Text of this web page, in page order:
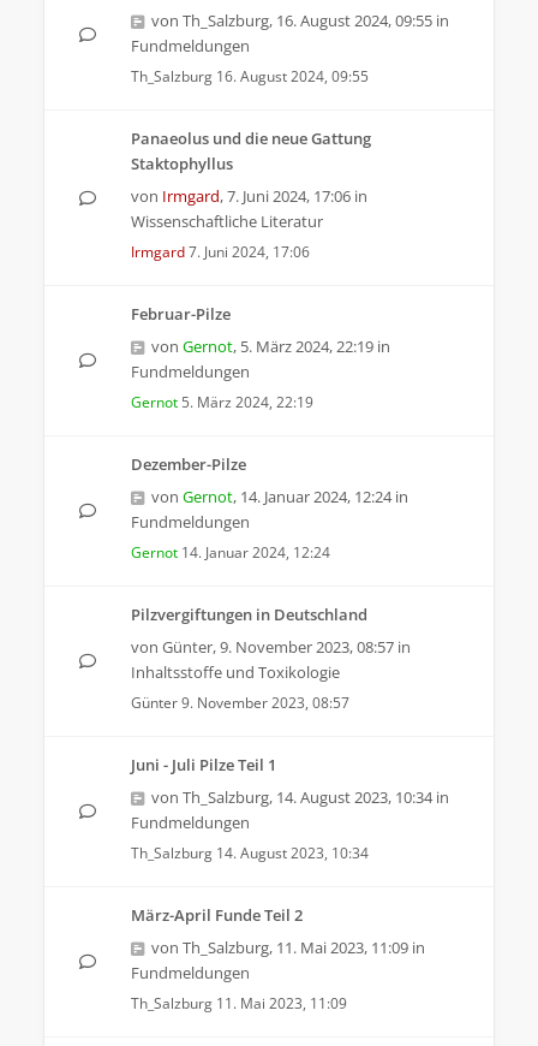
von Th_Salzburg, 16. August 2024, 09:55 in
Fundmeldungen
Th_Salzburg 16. August 2024, 09:55
Panaeolus und die neue Gattung
Staktophyllus
von Irmgard,7. Juni 2024, 17:06 in
Wissenschaftliche Literatur
Irmgard7. Juni 2024, 17:06
Februar-Pilze
von Gernot, 5. März 2024, 22:19 in
Fundmeldungen
Gernot 5. März 2024, 22:19
Dezember-Pilze
von Gernot, 14. Januar 2024, 12:24in
Fundmeldungen
Gernot 14. Januar 2024, 12:24
Pilzvergiftungen in Deutschland
von Günter,9. November 2023, 08:57 in
Inhaltsstoffe und Toxikologie
Günter9. November 2023, 08:57
Juni - Juli Pilze Teil 1
von Th_Salzburg, 14. August 2023, 10:34in
Fundmeldungen
Th_Salzburg 14. August 2023, 10:34
März-April Funde Teil 2
von Th_Salzburg, 11. Mai 2023, 11:09 in
Fundmeldungen
Th_Salzburg 11. Mai 2023, 11:09